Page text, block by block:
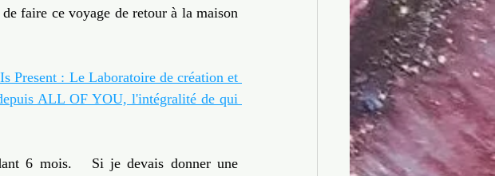
faire ce voyage de retour à la maison
Present : Le Laboratoire de création et
ALL OF YOU, l'intégralité de qui
6 mois.   Si je devais donner une